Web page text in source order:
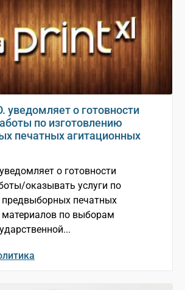
уведомляет о готовности
по изготовлению
печатных агитационных
о готовности
оказывать услуги по
предвыборных печатных
по выборам